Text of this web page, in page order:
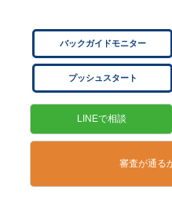
バックガイドモニター
プッシュスタート
LINEで相談
審査が通る